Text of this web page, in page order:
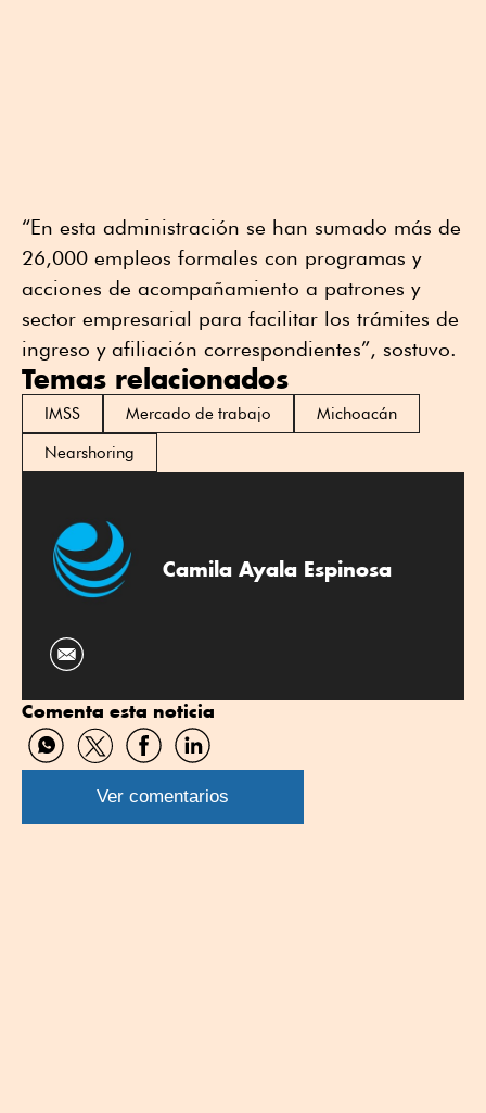
“En esta administración se han sumado más de
26,000 empleos formales con programas y
acciones de acompañamiento a patrones y
sector empresarial para facilitar los trámites de
ingreso y afiliación correspondientes”, sostuvo.
Temas relacionados
IMSS Mercado de trabajo
Michoacán
Nearshoring
Camila Ayala Espinosa
Comenta esta noticia
Compartir
por
WhatsApp
Compartir
por
Twitter
Compartir
por
Facebook
Compartir
por
Linkedin
Ver comentarios